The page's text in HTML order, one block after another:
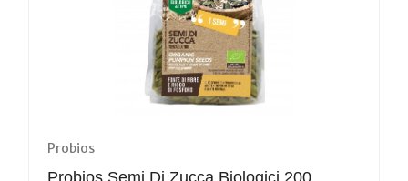
Probios
Probios Semi Di Zucca Biologici 200